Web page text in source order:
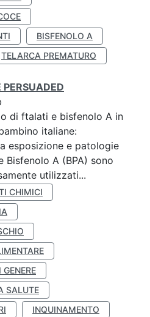
BISFENOLO A
TELARCA PREMATURO
di ftalati e bisfenolo A in
italiane:
esposizione e patologie
Bisfenolo A (BPA) sono
utilizzati...
CHIMICI
GENERE
SALUTE
INQUINAMENTO